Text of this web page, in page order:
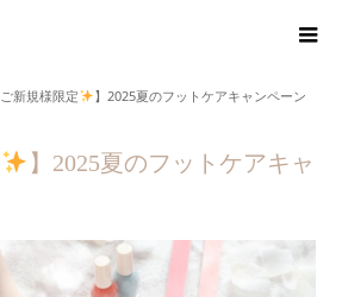
ご新規様限定 】2025夏のフットケアキャンペーン
】2025夏のフットケアキャ